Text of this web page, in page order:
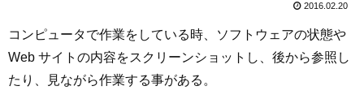
2016.02.20
コンピュータで作業をしている時、ソフトウェアの状態や
Web サイトの内容をスクリーンショットし、後から参照し
たり、見ながら作業する事がある。